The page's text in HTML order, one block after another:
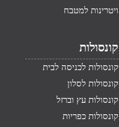
ויטרינות למטבח
קונסולות
קונסולות לכניסה לבית
קונסולות לסלון
קונסולות עץ וברזל
קונסולות כפריות